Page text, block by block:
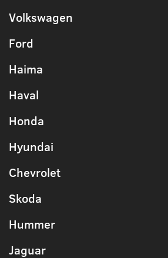
Volkswagen
Ford
Haima
Haval
Honda
Hyundai
Chevrolet
Skoda
Hummer
Jaguar